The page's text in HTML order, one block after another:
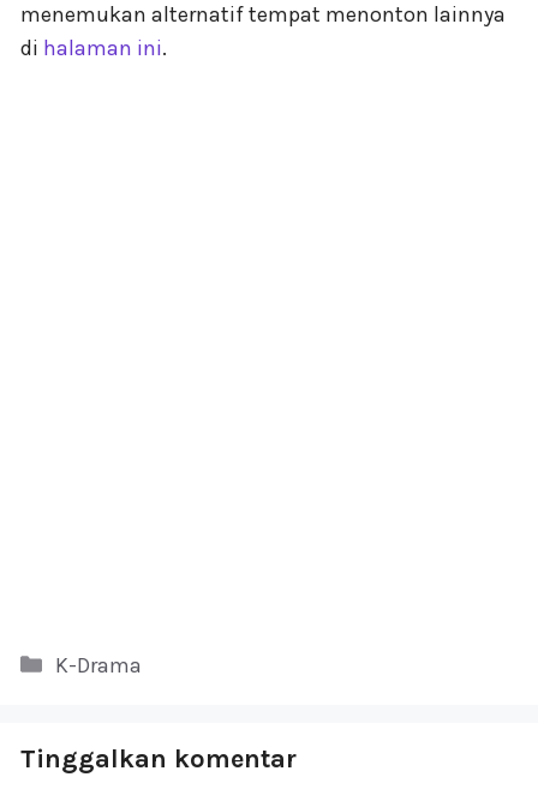
menemukan alternatif tempat menonton lainnya
di halaman ini.
Kategori
K-Drama
Tinggalkan komentar